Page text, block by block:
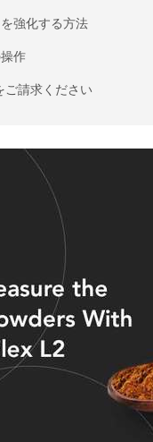
強化する方法
作
ご請求ください